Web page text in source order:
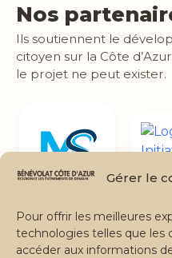
Gérer le
Pour offrir les meilleures
technologies telles que les
accéder aux informations
Nos
Ils soutiennent le
citoyen sur la Côte
le projet ne peut exister.
Devenir